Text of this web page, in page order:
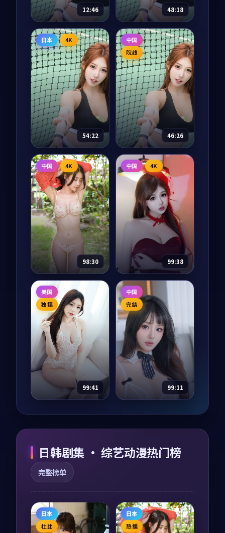
12:46
我们的丝绸之路
纪录片 2025
主演：任达华、陈坤
从长安到撒马尔罕、
从骆驼到中欧班列，
十二集纪录片把两千
年的丝绸之路重新走
了一遍。每一集都从
一件文物开始，回到
正在重新连接的当
下。
69,239 9.0 剧情
48:18
海风从南来
电视剧 2025
主演：长泽雅美、阿
部宽 等
冲绳石垣岛的潜水教
练志保收到一份来自
神户的旧明信片，落
款人正是十二年前在
岛上失踪的初恋。一
封封慢慢寄到的明信
片，把太平洋的风温
柔地吹回岸边。
85,811 8.7 爱情
日本 4K
54:22
银河奇旅
动漫 2025
主演：神谷浩史、花
泽香菜 等
宇宙历 273 年，地球
少年宿星因为一次实
验事故意外被传送到
银河系另一端，他需
要在 365 天内集齐七
块碎片回到地球。每
一站他都遇到了一个
本不该...
63,395 8.7 科幻
中国
院线
46:26
千里江山图
电视剧 2025
主演：
张译、王凯 等
1936 年从上海到延安
的「千里护图」秘密
任务中，三个本毫不
相干的男女肩负把一
卷珍贵山河图安全送
达的责任。一路上每
一寸山河，都是被付
出过代价的故...
87,759 8.6 战争
中国 4K
98:30
无名回声·典藏
电影 2020
主演：木村拓哉、雷
佳音 等
无名回声·典藏是一
部以惊悚为核心的影
视作品，围绕危机、
反转与人物成长展
开，整体节奏紧凑，
值得推荐观看。
17,374 9.5 惊悚
中国 4K
99:38
断桥信号·典藏
纪录片 2017
主演： 周迅、木村拓
哉 等
断桥信号·典藏是一
部以爱情为核心的影
视作品，围绕危机、
反转与人物成长展
开，整体节奏紧凑，
值得推荐观看。
8,461 9.5 爱情
美国
独播
99:41
危城悬案
纪录片 2018
佳音 等
危城悬案是一部以喜
剧为核心的影视作
品，围绕危机、反转
与人物成长展开，整
体节奏紧凑，值得推
荐观看。
29,822 喜剧
中国
完结
99:11
深海列车·典藏
综艺 2018
音 等
反转与人物成长展
开，整体节奏紧凑，
值得推荐观看。
34,567 9.5 战争
日韩剧集 · 综艺动漫热门榜
完整榜单
日本
杜比
日本
热播